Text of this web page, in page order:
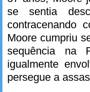
se sentia
contracenando
Moore cumpriu
sequência na
igualmente
persegue a